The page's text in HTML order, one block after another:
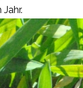
Jahr.